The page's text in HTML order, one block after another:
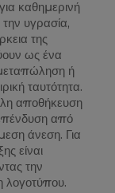
καθημερινή
υγρασία,
της
ως ένα
ή
ταυτότητα.
αποθήκευση
από
άνεση. Για
είναι
την
λογοτύπου.